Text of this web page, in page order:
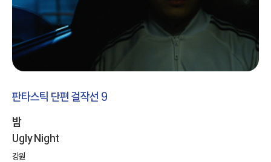
판타스틱 단편 걸작선 9
밤
Ugly Night
강원